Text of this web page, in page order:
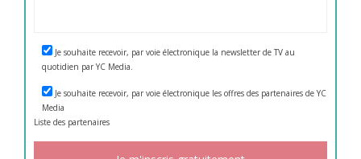
Je souhaite recevoir, par voie électronique la newsletter de TV au
quotidien par YC Media.
Je souhaite recevoir, par voie électronique les offres des partenaires de YC
Media
Liste des partenaires